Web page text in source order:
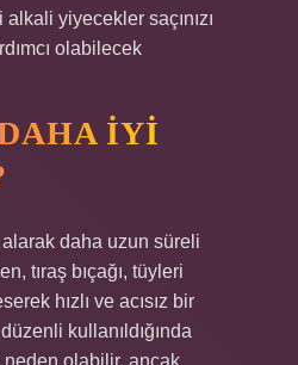
yiyecekler saçınızı
olabilecek
IYI
daha uzun süreli
tıraş bıçağı, tüyleri
hızlı ve acısız bir
kullanıldığında
olabilir, ancak